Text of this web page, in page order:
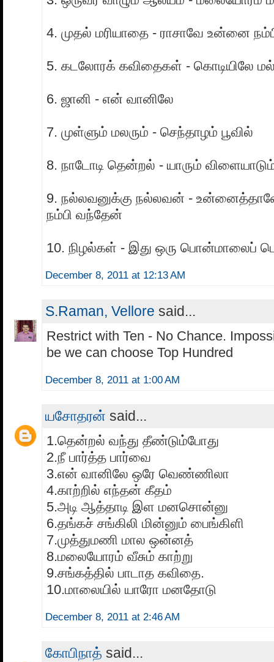
4. முதல் மரியாதை - ராசாவே உன்னை
5. கடலோரக் கவிதைகள் - கொடியிலே
6. ஜானி - என் வானிலே
7. முள்ளும் மலரும் - செந்தாழம் பூவில்
8. நாடோடி தென்றல் - யாரும்
9. நல்லவனுக்கு நல்லவன் -
நம்பி வந்தேன்
10. நிழல்கள் - இது ஒரு பொன்மாலைப்
December 8, 2011 at 12:13 AM
S.Raman, Vellore said...
Restrict with Ten - No Chance.
be we can choose Top Hundred
December 8, 2011 at 1:00 AM
ய‌சோத‌ர‌ன் said...
1.தென்றல் வந்து தீண்டும்போது
2.நீ பார்த்த பார்வை
3.என் வானிலே ஒரே வெண்ணிலா
4.காற்றில் எந்த‌ன் கீத‌ம்
5.அடி ஆத்தாடி இள மனசொன்னு
6.தங்கச் சங்கிலி மின்னும் பைங்கிளி
7.முத்துமணி மால ஒன்னத்
8.மலையோரம் வீசும் காற்று
9.சங்கத்தில் பாடாத கவிதை.
10.மாலையில் யாரோ மனதோடு
December 8, 2011 at 2:46 AM
கோபிநாத் said...